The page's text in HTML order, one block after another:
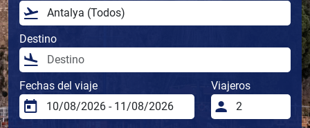
Destino
Fechas del viaje Viajeros